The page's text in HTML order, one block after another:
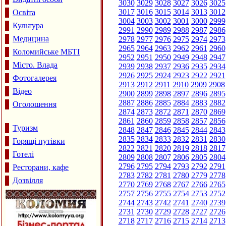
Освіта
Культура
Медицина
Коломийське МБТІ
Місто. Влада
Фотогалерея
Відео
Оголошення
Туризм
Горящі путівки
Готелі
Ресторани, кафе
Дозвілля
3030 3029 3028 3027 3026 3025
3017 3016 3015 3014 3013 3012
3004 3003 3002 3001 3000 2999
2991 2990 2989 2988 2987 2986
2978 2977 2976 2975 2974 2973
2965 2964 2963 2962 2961 2960
2952 2951 2950 2949 2948 2947
2939 2938 2937 2936 2935 2934
2926 2925 2924 2923 2922 2921
2913 2912 2911 2910 2909 2908
2900 2899 2898 2897 2896 2895
2887 2886 2885 2884 2883 2882
2874 2873 2872 2871 2870 2869
2861 2860 2859 2858 2857 2856
2848 2847 2846 2845 2844 2843
2835 2834 2833 2832 2831 2830
2822 2821 2820 2819 2818 2817
2809 2808 2807 2806 2805 2804
2796 2795 2794 2793 2792 2791
2783 2782 2781 2780 2779 2778
2770 2769 2768 2767 2766 2765
2757 2756 2755 2754 2753 2752
2744 2743 2742 2741 2740 2739
2731 2730 2729 2728 2727 2726
2718 2717 2716 2715 2714 2713